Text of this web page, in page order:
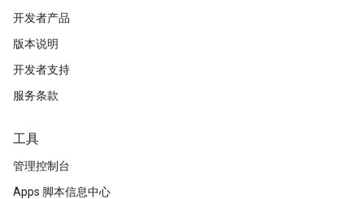
开发者产品
版本说明
开发者支持
服务条款
工具
管理控制台
Apps 脚本信息中心